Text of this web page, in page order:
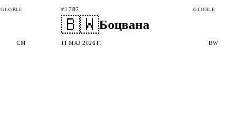
GLOBLE
CM
#1787 GLOBLE
🇧🇼Боцвана
11 МАЈ 2026 Г. BW